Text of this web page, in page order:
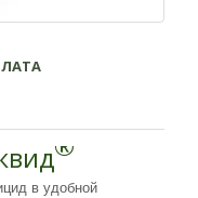
®
в удобной